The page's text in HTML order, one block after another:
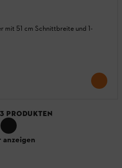
mit 51 cm Schnittbreite und 1-
PRODUKTEN
anzeigen